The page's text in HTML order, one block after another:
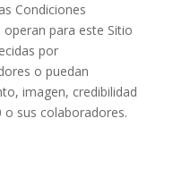
Condiciones
para este Sitio
por
o puedan
imagen, credibilidad
sus colaboradores.